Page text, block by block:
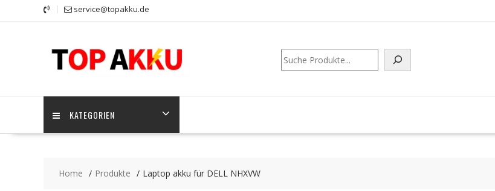
service@topakku.de
Suchen
KATEGORIEN
Home Produkte Laptop akku für DELL NHXVW